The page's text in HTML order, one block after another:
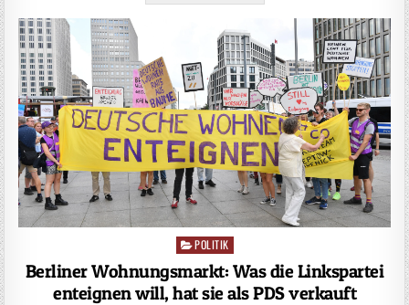
Posted
POLITIK
Berliner Wohnungsmarkt: Was die Linkspartei
enteignen will, hat sie als PDS verkauft